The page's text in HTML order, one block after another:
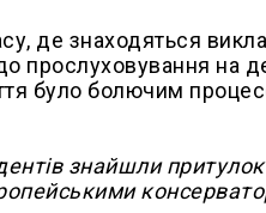
де знаходяться
прослуховування на
було болючим
знайшли